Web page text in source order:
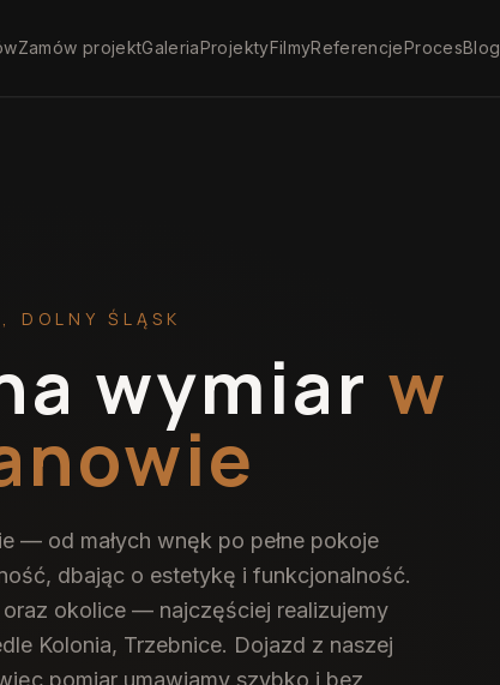
Zamów projektGaleriaProjektyFilmyReferencjeProcesBlog
, DOLNY ŚLĄSK
wymiar w
— od małych wnęk po pełne pokoje
dbając o estetykę i funkcjonalność.
oraz okolice — najczęściej realizujemy
Kolonia, Trzebnice. Dojazd z naszej
pomiar umawiamy szybko i bez